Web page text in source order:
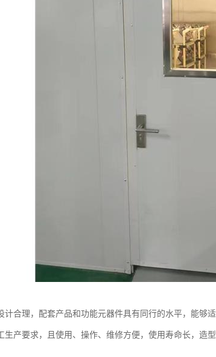
计合理，配套产品和功能元器件具有同行的水平，能够
生产要求，且使用、操作、维修方便，使用寿命长，造